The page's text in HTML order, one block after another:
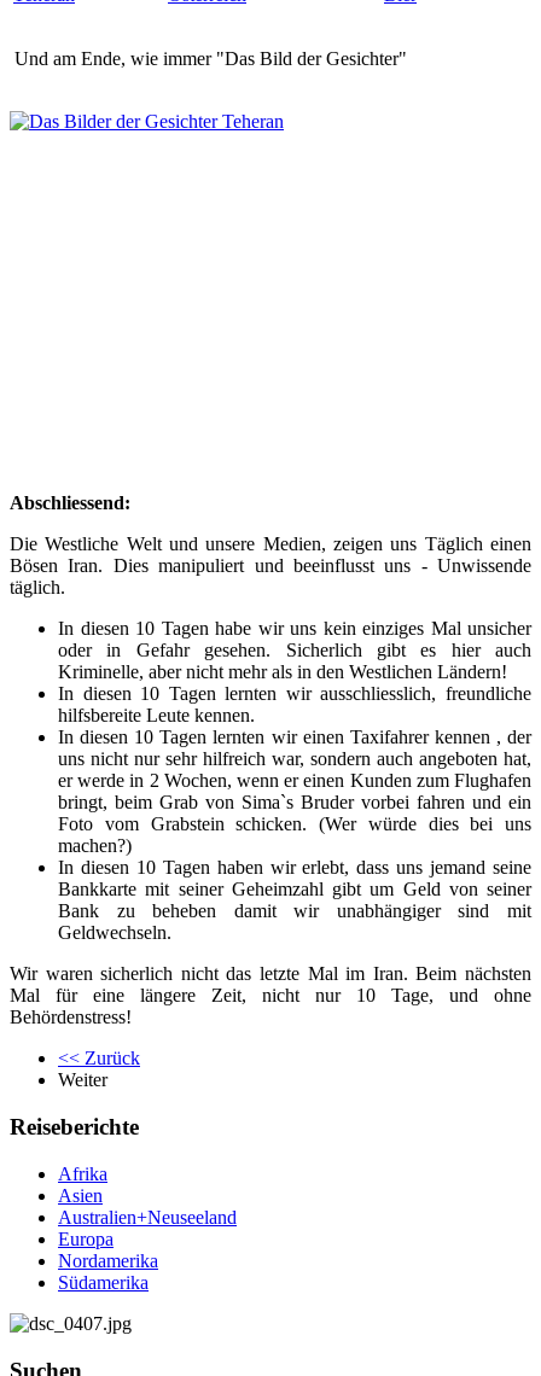
Und am Ende, wie immer "Das Bild der Gesichter"
Abschliessend:
Die Westliche Welt und unsere Medien, zeigen uns Täglich einen
Bösen Iran. Dies manipuliert und beeinflusst uns - Unwissende
täglich.
In diesen 10 Tagen habe wir uns kein einziges Mal unsicher
oder in Gefahr gesehen. Sicherlich gibt es hier auch
Kriminelle, aber nicht mehr als in den Westlichen Ländern!
In diesen 10 Tagen lernten wir ausschliesslich, freundliche
hilfsbereite Leute kennen.
In diesen 10 Tagen lernten wir einen Taxifahrer kennen , der
uns nicht nur sehr hilfreich war, sondern auch angeboten hat,
er werde in 2 Wochen, wenn er einen Kunden zum Flughafen
bringt, beim Grab von Sima`s Bruder vorbei fahren und ein
Foto vom Grabstein schicken. (Wer würde dies bei uns
machen?)
In diesen 10 Tagen haben wir erlebt, dass uns jemand seine
Bankkarte mit seiner Geheimzahl gibt um Geld von seiner
Bank zu beheben damit wir unabhängiger sind mit
Geldwechseln.
Wir waren sicherlich nicht das letzte Mal im Iran. Beim nächsten
Mal für eine längere Zeit, nicht nur 10 Tage, und ohne
Behördenstress!
<< Zurück
Weiter
Reiseberichte
Afrika
Asien
Australien+Neuseeland
Europa
Nordamerika
Südamerika
Suchen